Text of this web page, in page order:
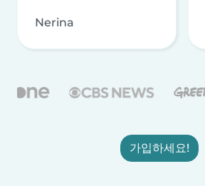
Nerina
가입하세요!